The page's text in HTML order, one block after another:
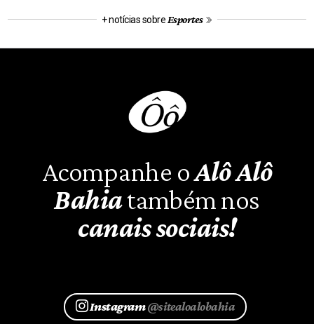
+ notícias sobre Esportes
Acompanhe oAlô Alô
Bahiatambém nos
canais sociais!
Instagram@sitealoalobahia